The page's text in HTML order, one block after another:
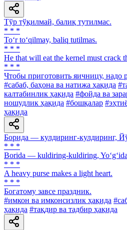
Тўр тўқилмай, балиқ тутилмас.
* * *
To‘r to‘qilmay, baliq tutilmas.
* * *
He that will eat the kernel must crack
* * *
Чтобы приготовить яичницу, надо
#сабаб, баҳона ва натижа ҳақида
калтабинлик ҳақида #фойда ва
ношудлик ҳақида #бошқалар
ҳақида
Борида — кулдиринг-кулдиринг,
* * *
Borida — kuldiring-kuldiring,
* * *
A heavy purse makes a light heart.
* * *
Богатому завсе праздник.
#имкон ва имконсизлик ҳақида
ҳақида #тақдир ва тадбир ҳақида